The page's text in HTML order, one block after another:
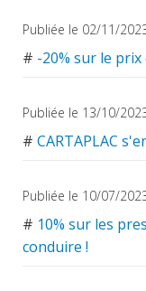
Publiée le 02/11/
# -20% sur le
Publiée le 13/10/
# CARTAPLAC
Publiée le 10/07/
# 10% sur les
conduire !